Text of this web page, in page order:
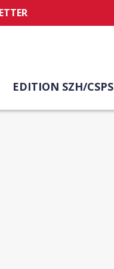
EDITION SZH/CSPS